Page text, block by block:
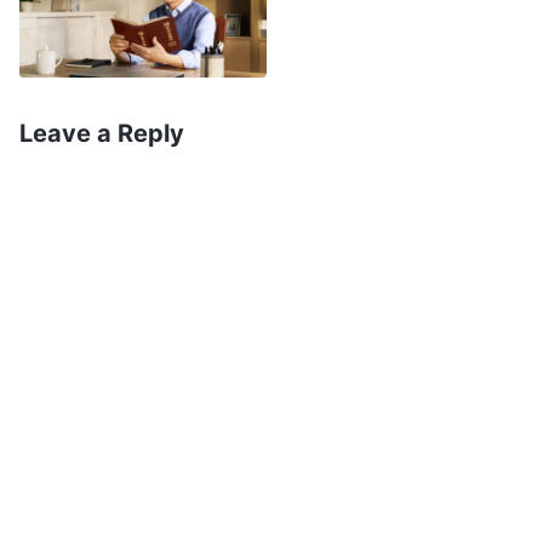
tom pib nkag mus rau saum nruab ntug xwb. Kuv
mas txom nyem tiag tiag li. Kuv tau muab kuv lub
siab cog kiag rau Vajtswv tias: “Au Vajtswv, tam
Leave a Reply